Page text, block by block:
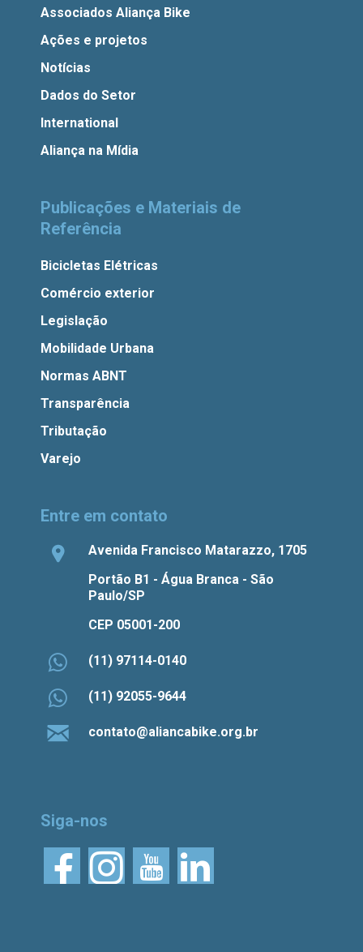
Associados Aliança Bike
Ações e projetos
Notícias
Dados do Setor
International
Aliança na Mídia
Publicações e Materiais de
Referência
Bicicletas Elétricas
Comércio exterior
Legislação
Mobilidade Urbana
Normas ABNT
Transparência
Tributação
Varejo
Entre em contato
Avenida Francisco Matarazzo, 1705
Portão B1 - Água Branca - São
Paulo/SP
CEP 05001-200
(11) 97114-0140
(11) 92055-9644
contato@aliancabike.org.br
Siga-nos